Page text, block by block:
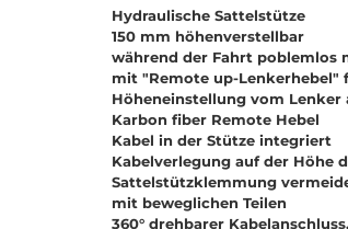
Hydraulische Sattelstütze
150 mm höhenverstellbar
während der Fahrt poblemlos
mit "Remote up-Lenkerhebel"
Höheneinstellung vom Lenker
Karbon fiber Remote Hebel
Kabel in der Stütze integriert
Kabelverlegung auf der Höhe
Sattelstützklemmung
mit beweglichen Teilen
360° drehbarer